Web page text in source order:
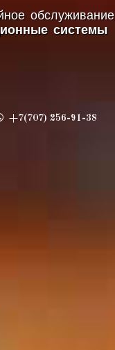
обслуживание
системы
+7(707) 256-91-38